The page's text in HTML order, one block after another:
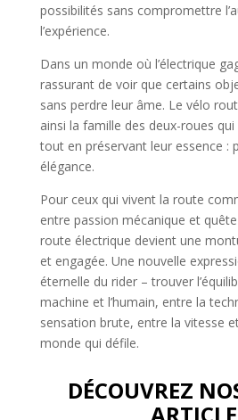
possibilités sans compromettre
l’expérience.
Dans un monde où l’électrique
rassurant de voir que certains
sans perdre leur âme. Le vélo
ainsi la famille des deux-roues
tout en préservant leur essence :
élégance.
Pour ceux qui vivent la route
entre passion mécanique et
route électrique devient une
et engagée. Une nouvelle
éternelle du rider – trouver
machine et l’humain, entre la
sensation brute, entre la vitesse
monde qui défile.
DÉCOUVREZ